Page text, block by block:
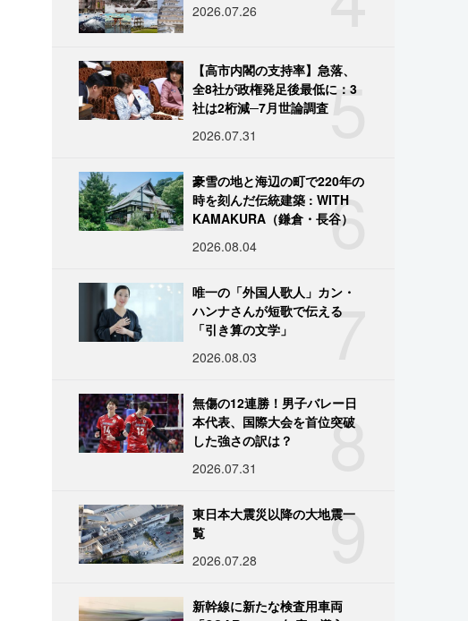
2026.07.26
5
【高市内閣の支持率】急落、
全8社が政権発足後最低に：3
社は2桁減─7月世論調査
2026.07.31
6
豪雪の地と海辺の町で220年の
時を刻んだ伝統建築 : WITH
KAMAKURA（鎌倉・長谷）
2026.08.04
7
唯一の「外国人歌人」カン・
ハンナさんが短歌で伝える
「引き算の文学」
2026.08.03
8
無傷の12連勝！男子バレー日
本代表、国際大会を首位突破
した強さの訳は？
2026.07.31
9
東日本大震災以降の大地震一
覧
2026.07.28
新幹線に新たな検査用車両